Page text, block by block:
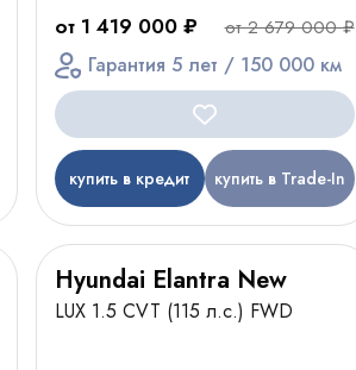
от 1 419 000 ₽ от 2 679 000 ₽
Гарантия 5 лет / 150 000 км
купить в кредит купить в Trade-In
Hyundai Elantra New
LUX 1.5 CVT (115 л.с.) FWD